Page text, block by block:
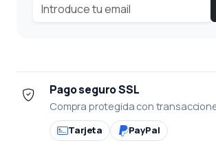
Pago seguro SSL
Compra protegida con
Tarjeta PayPal